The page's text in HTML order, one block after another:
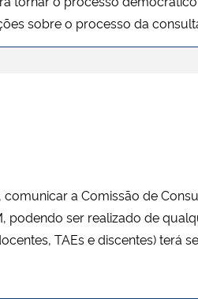
sobre o processo da
a Comissão de
podendo ser realizado de
TAEs e discentes) terá